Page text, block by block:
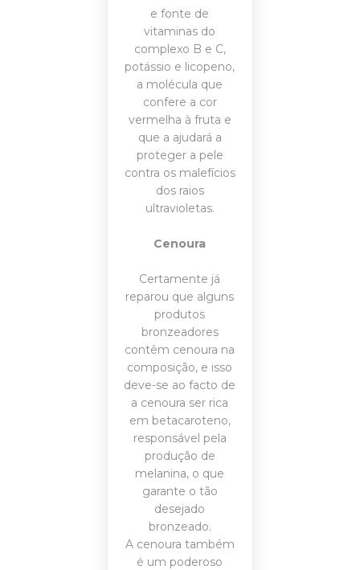
e fonte de
vitaminas do
complexo B e C,
potássio e licopeno,
a molécula que
confere a cor
vermelha à fruta e
que a ajudará a
proteger a pele
contra os malefícios
dos raios
ultravioletas.
Cenoura
Certamente já
reparou que alguns
produtos
bronzeadores
contêm cenoura na
composição, e isso
deve-se ao facto de
a cenoura ser rica
em betacaroteno,
responsável pela
produção de
melanina, o que
garante o tão
desejado
bronzeado.
A cenoura também
é um poderoso